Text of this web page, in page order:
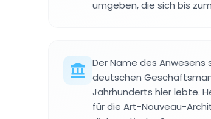
umgeben, die sich bis
Der Name des
deutschen
Jahrhunderts hier lebte.
für die Art-Nouveau-